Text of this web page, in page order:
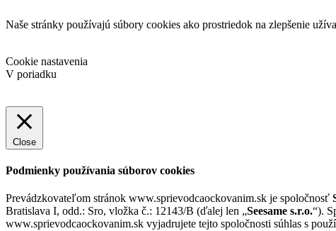
Naše stránky používajú súbory cookies ako prostriedok na zlepšenie
Cookie nastavenia
V poriadku
Close
Podmienky používania súborov cookies
Prevádzkovateľom stránok www.sprievodcaockovanim.sk je spoločnosť
Bratislava I, odd.: Sro, vložka č.: 12143/B (ďalej len „Seesame s.r.o.“).
www.sprievodcaockovanim.sk vyjadrujete tejto spoločnosti súhlas s